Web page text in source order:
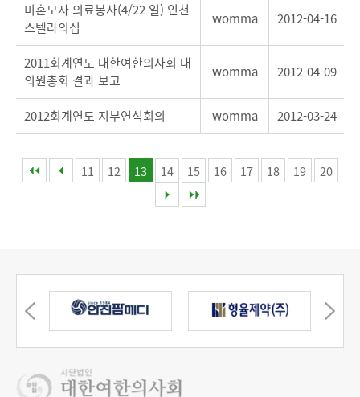
미혼모자 의료봉사(4/22 일) 인천
스텔라의집
womma 2012-04-16
2011회계연도 대한여한의사회 대
의원총회 결과 보고
womma 2012-04-09
2012회계연도 지부연석회의 womma 2012-03-24
11 12 13 14 15 16 17 18 19 20